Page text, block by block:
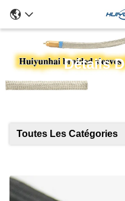
Détails
Toutes Les Catégories